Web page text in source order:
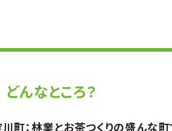
どんなところ？
町：林業とお茶つくりの盛んな